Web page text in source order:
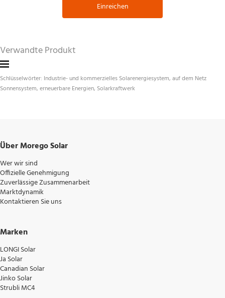
Einreichen
Verwandte Produkt
Schlüsselwörter: Industrie- und kommerzielles Solarenergiesystem, auf dem Netz
Sonnensystem, erneuerbare Energien, Solarkraftwerk
Über Morego Solar
Wer wir sind
Offizielle Genehmigung
Zuverlässige Zusammenarbeit
Marktdynamik
Kontaktieren Sie uns
Marken
LONGI Solar
Ja Solar
Canadian Solar
Jinko Solar
Strubli MC4